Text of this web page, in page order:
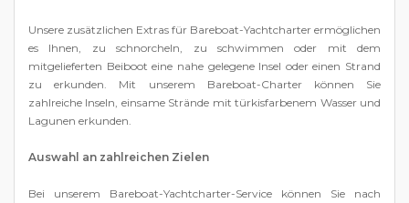
Unsere zusätzlichen Extras für Bareboat-Yachtcharter ermöglichen
es Ihnen, zu schnorcheln, zu schwimmen oder mit dem
mitgelieferten Beiboot eine nahe gelegene Insel oder einen Strand
zu erkunden. Mit unserem Bareboat-Charter können Sie
zahlreiche Inseln, einsame Strände mit türkisfarbenem Wasser und
Lagunen erkunden.
Auswahl an zahlreichen Zielen
Bei unserem Bareboat-Yachtcharter-Service können Sie nach